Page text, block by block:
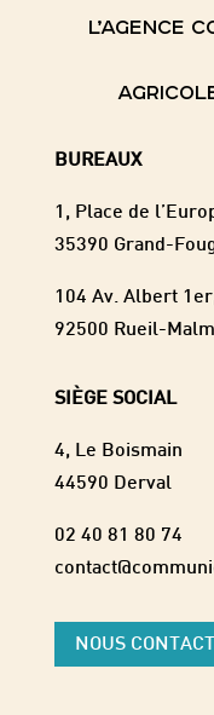
L’AGENCE
BUREAUX
1, Place de
35390 Grand-
104 Av. Albert
92500 Rueil-
SIÈGE SOCIAL
4, Le Boismain
44590 Derval
02 40 81 80 74
NOUS